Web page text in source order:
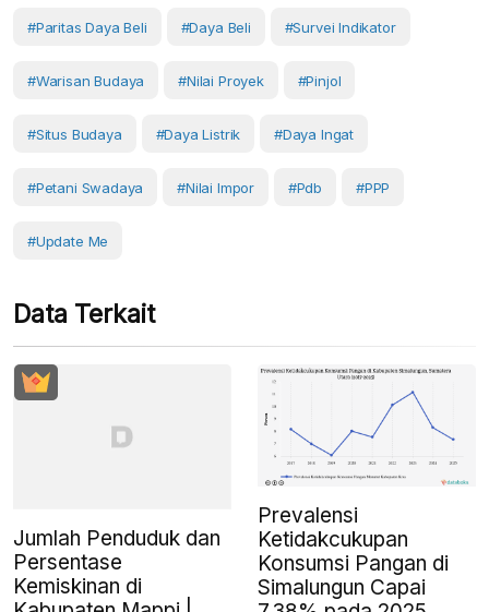
#paritas Daya Beli #Daya Beli #survei Indikator
#warisan Budaya #nilai Proyek #pinjol
#situs Budaya #daya Listrik #daya Ingat
#petani Swadaya #Nilai Impor #pdb #PPP
#Update Me
Data Terkait
Jumlah Penduduk dan
Persentase
Kemiskinan di
Prevalensi
Ketidakcukupan
Konsumsi Pangan di
Simalungun Capai